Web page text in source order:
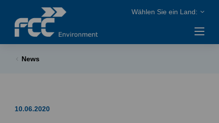
News
10.06.2020